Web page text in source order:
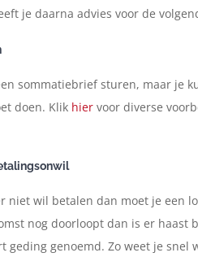
je daarna advies voor de
sommatiebrief sturen, maar je
doen. Klik hier voor diverse
niet wil betalen dan moet je een
nog doorloopt dan is er haast
geding genoemd. Zo weet je snel